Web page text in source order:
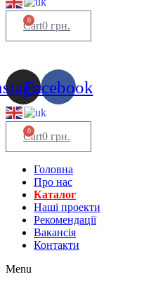
0 грн.
0
Cart
Facebook
0 грн.
0
Cart
Головна
Про нас
Каталог
Нашi проекти
Рекомендації
Вакансiя
Контакти
Menu